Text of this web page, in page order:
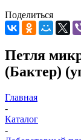
Поделиться
Петля
(Бактер)
Главная
-
Каталог
-